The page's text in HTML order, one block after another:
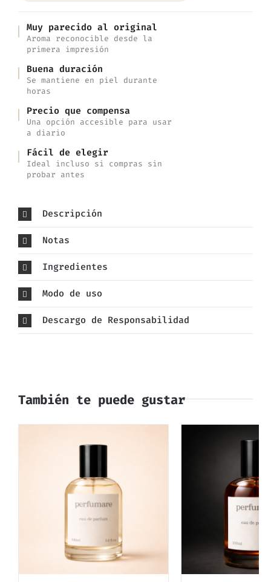
Muy parecido al original
Aroma reconocible desde la
primera impresión
Buena duración
Se mantiene en piel durante
horas
Precio que compensa
Una opción accesible para usar
a diario
Fácil de elegir
Ideal incluso si compras sin
probar antes
Descripción
Notas
Ingredientes
Modo de uso
Descargo de Responsabilidad
También te puede gustar